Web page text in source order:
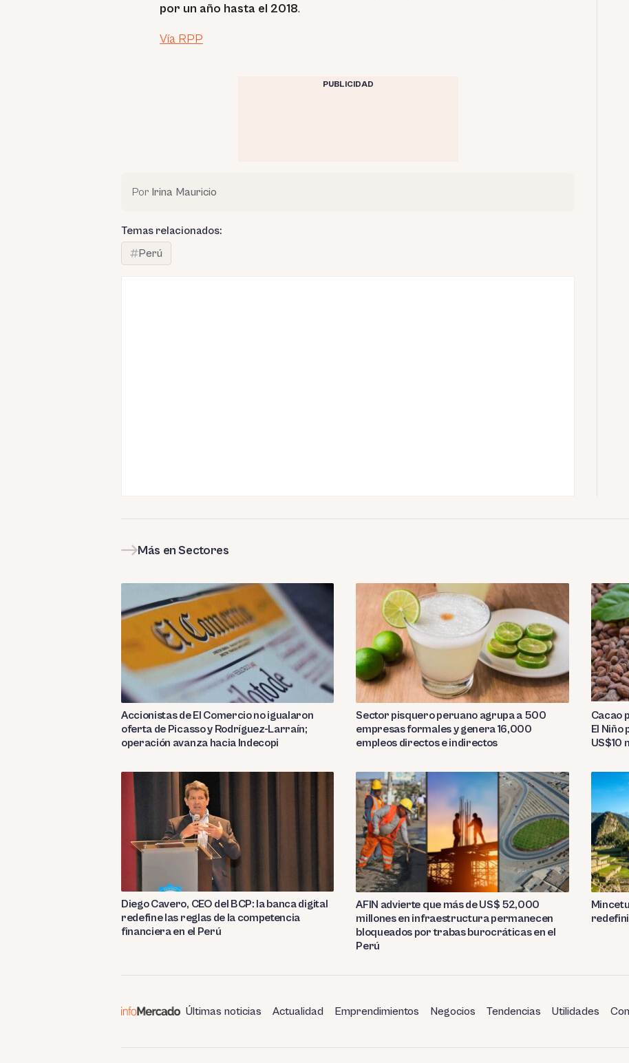
por un año hasta el 2018.
Vía RPP
PUBLICIDAD
Por Irina Mauricio
Temas relacionados:
Perú
Más en Sectores
Accionistas de El Comercio no igualaron
oferta de Picasso y Rodríguez-Larraín;
operación avanza hacia Indecopi
Sector pisquero peruano agrupa a 500
empresas formales y genera 16,000
empleos directos e indirectos
Cacao
El
US$10
Diego Cavero, CEO del BCP: la banca digital
redefine las reglas de la competencia
financiera en el Perú
AFIN advierte que más de US$ 52,000
millones en infraestructura permanecen
bloqueados por trabas burocráticas en el
Perú
Últimas noticias Actualidad Emprendimientos Negocios Tendencias Utilidades